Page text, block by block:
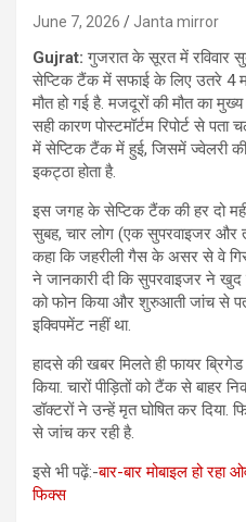
June 7, 2026 Janta mirror
Gujrat:गुजरात के सूरत में रविवार
सेप्टिक टैंक में सफाई के लिए उतरे 4
मौत हो गई है. मजदूरों की मौत का
सही कारण पोस्टमॉर्टम रिपोर्ट से
में सेप्टिक टैंक में हुई, जिसमें ज्वेलरी
इकट्ठा होता है.
इस जगह के सेप्टिक टैंक की हर दो
सुबह, चार लोग (एक सुपरवाइजर
कहा कि जहरीली गैस के असर से वे
ने जानकारी दी कि सुपरवाइजर ने
को फोन किया और शुरुआती जांच से
इक्विपमेंट नहीं था.
हादसे की खबर मिलते ही फायर
किया. चारों पीड़ितों को टैंक से बाहर
डॉक्टरों ने उन्हें मृत घोषित कर दिया.
से जांच कर रही है.
इसे भी पढ़ें:-बार-बार मोबाइल हो
फिक्स